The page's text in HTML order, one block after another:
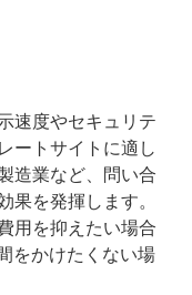
速度やセキュリテ
ートサイトに適し
造業など、問い合
を発揮します。
用を抑えたい場合
をかけたくない場